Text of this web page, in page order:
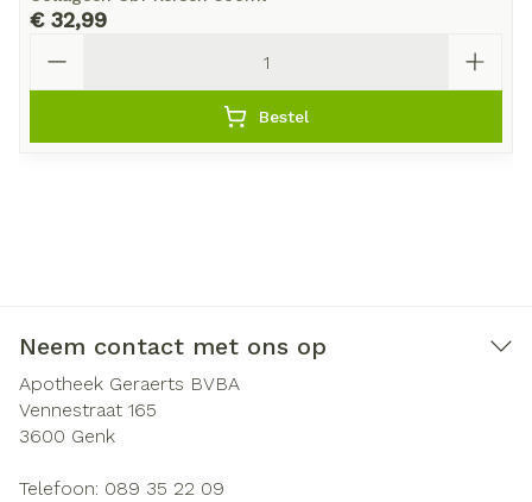
€ 32,99
Bestel
Neem contact met ons op
Apotheek Geraerts BVBA
Vennestraat 165
3600 Genk
Telefoon: 089 35 22 09